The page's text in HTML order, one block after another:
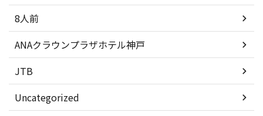
8人前
ANAクラウンプラザホテル神戸
JTB
Uncategorized